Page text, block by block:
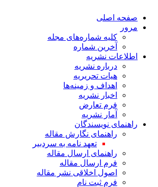
صفحه اصلی
مرور
کلیه شماره‌های مجله
آخرین شماره
اطلاعات نشریه
درباره نشریه
هیات تحریریه
اهداف و زمینه‌ها
اخبار نشریه
فرم تعارض
آمار نشریه
راهنمای نویسندگان
راهنمای نگارش مقاله
تعهد نامه به سردبیر
راهنمای ارسال مقاله
فرم ارسال مقاله
اصول اخلاقی نشر مقاله
فرم ثبت نام